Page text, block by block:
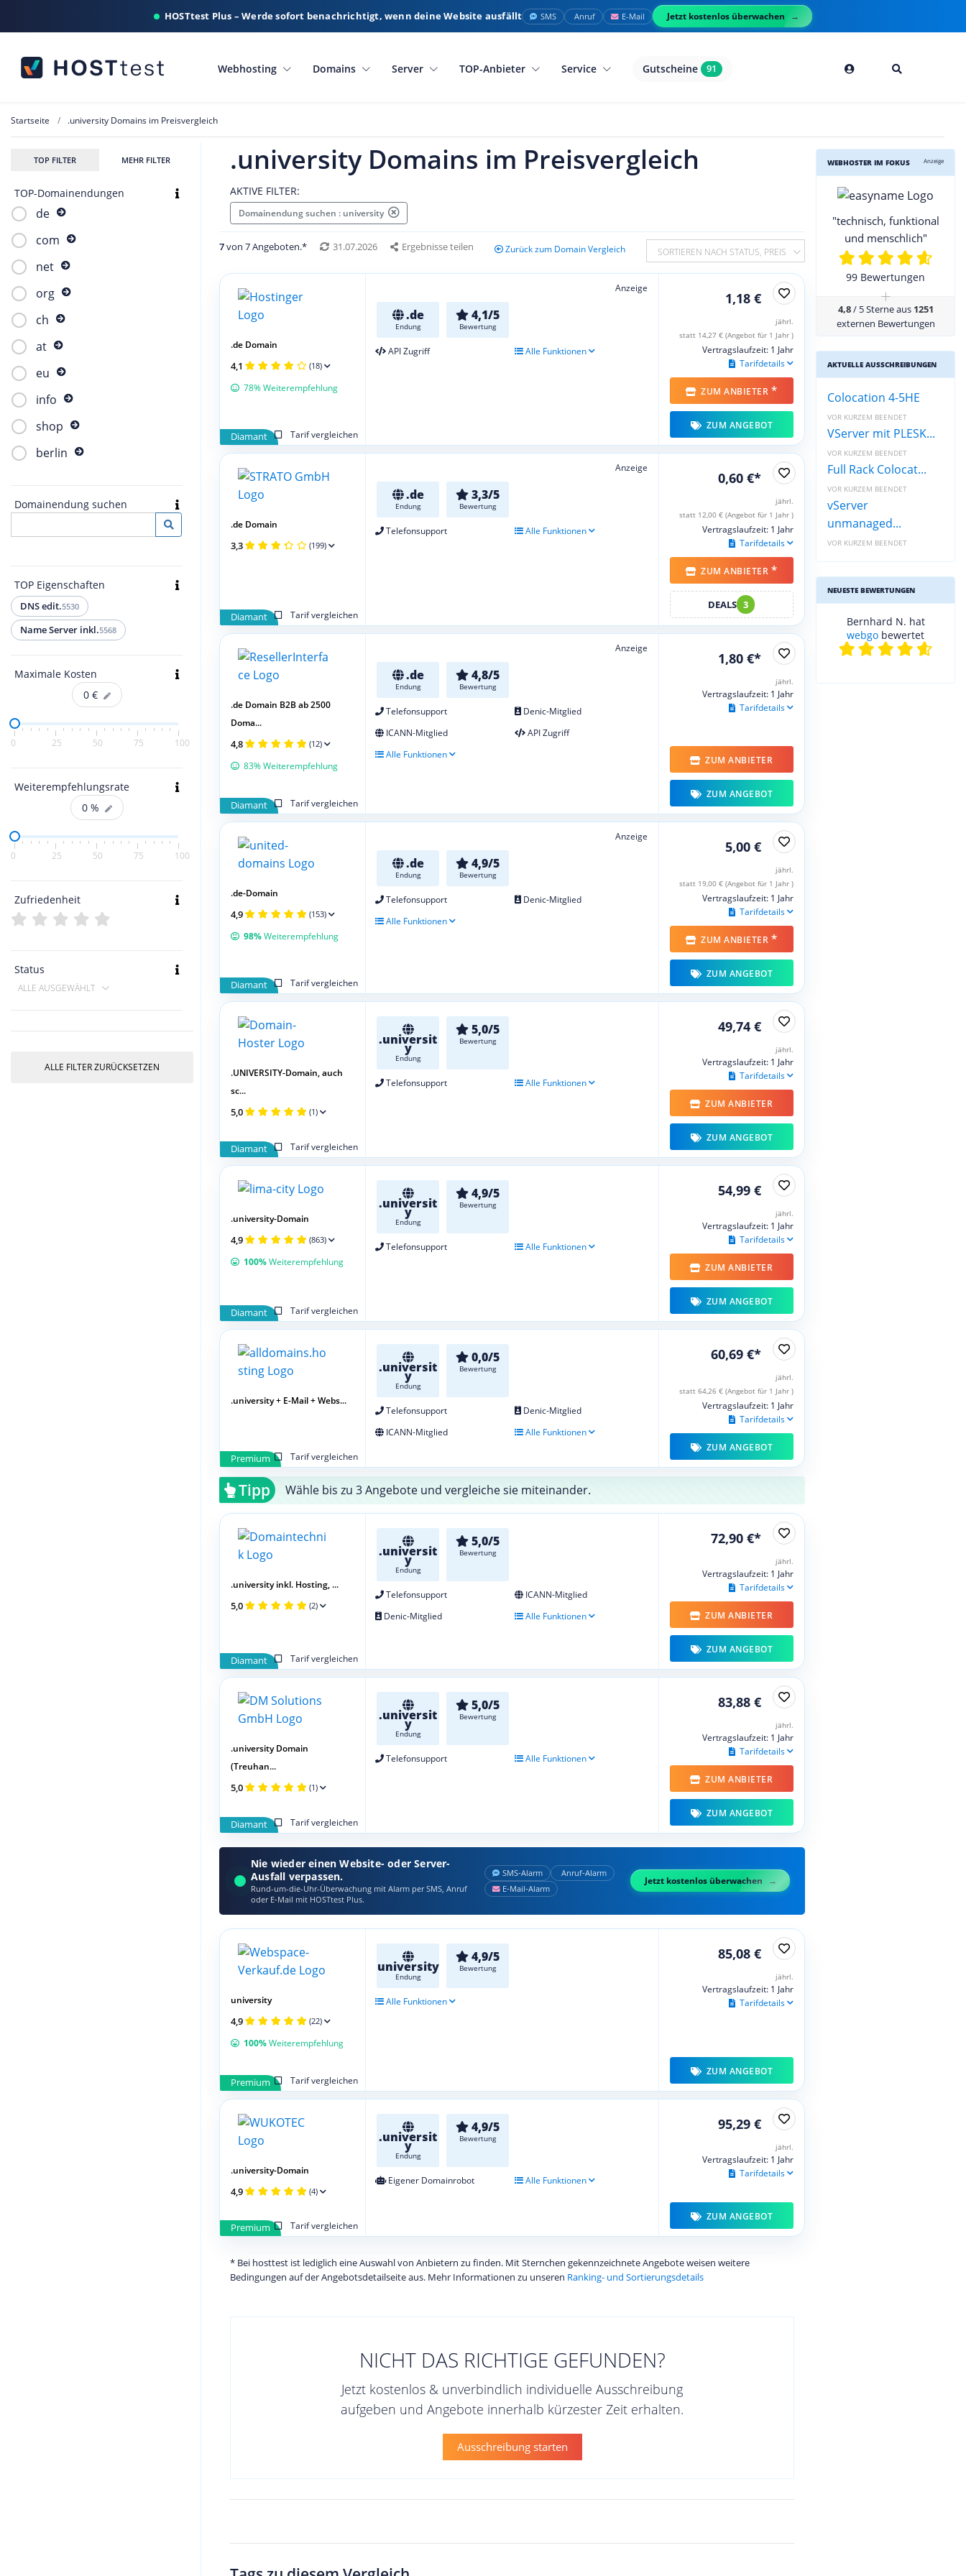
HOSTtest Plus – Werde sofort benachrichtigt, wenn deine Website ausfällt SMS Anruf E-Mail Jetzt kostenlos überwachen
Webhosting Domains Server TOP-Anbieter Service Gutscheine 91
Startseite .university Domains im Preisvergleich
TOP FILTER MEHR FILTER
TOP-Domainendungen
de
com
net
org
ch
at
eu
info
shop
berlin
Domainendung suchen
TOP Eigenschaften
DNS edit.5530
Name Server inkl.5568
Maximale Kosten
0 €
0 25 50 75 100
Weiterempfehlungsrate
0 %
0 25 50 75 100
Zufriedenheit
Status
ALLE AUSGEWÄHLT
ALLE FILTER ZURÜCKSETZEN
.university Domains im Preisvergleich
AKTIVE FILTER:
Domainendung suchen : university
7von 7 Angeboten.* 31.07.2026 Ergebnisse teilen Zurück zum Domain Vergleich SORTIEREN NACH STATUS, PREIS
Anzeige
.de
Endung
4,1/5
Bewertung
API Zugriff Alle Funktionen
Diamant Tarif vergleichen
.de Domain
4,1 (18)
78% Weiterempfehlung
1,18 €
jährl.
statt 14,27 € (Angebot für 1 Jahr )
Vertragslaufzeit: 1 Jahr
Tarifdetails
ZUM ANBIETER *
ZUM ANGEBOT
Anzeige
.de
Endung
3,3/5
Bewertung
Telefonsupport Alle Funktionen
Diamant Tarif vergleichen
.de Domain
3,3 (199)
0,60 €*
jährl.
statt 12,00 € (Angebot für 1 Jahr )
Vertragslaufzeit: 1 Jahr
Tarifdetails
ZUM ANBIETER *
DEALS 3
Anzeige
.de
Endung
4,8/5
Bewertung
Telefonsupport
Denic-Mitglied
ICANN-Mitglied
API Zugriff
Alle Funktionen
Diamant Tarif vergleichen
.de Domain B2B ab 2500
Doma...
4,8 (12)
83% Weiterempfehlung
1,80 €*
jährl.
Vertragslaufzeit: 1 Jahr
Tarifdetails
ZUM ANBIETER
ZUM ANGEBOT
Anzeige
.de
Endung
4,9/5
Bewertung
Telefonsupport
Denic-Mitglied
Alle Funktionen
Diamant Tarif vergleichen
.de-Domain
4,9 (153)
98%Weiterempfehlung
5,00 €
jährl.
statt 19,00 € (Angebot für 1 Jahr )
Vertragslaufzeit: 1 Jahr
Tarifdetails
ZUM ANBIETER *
ZUM ANGEBOT
.universit
y
Endung
5,0/5
Bewertung
Telefonsupport Alle Funktionen
Diamant Tarif vergleichen
.UNIVERSITY-Domain, auch
sc...
5,0 (1)
49,74 €
jährl.
Vertragslaufzeit: 1 Jahr
Tarifdetails
ZUM ANBIETER
ZUM ANGEBOT
.universit
y
Endung
4,9/5
Bewertung
Telefonsupport Alle Funktionen
Diamant Tarif vergleichen
.university-Domain
4,9 (863)
100%Weiterempfehlung
54,99 €
jährl.
Vertragslaufzeit: 1 Jahr
Tarifdetails
ZUM ANBIETER
ZUM ANGEBOT
.universit
y
Endung
0,0/5
Bewertung
Telefonsupport
Denic-Mitglied
ICANN-Mitglied
Alle Funktionen
Premium Tarif vergleichen
.university + E-Mail + Webs...
60,69 €*
jährl.
statt 64,26 € (Angebot für 1 Jahr )
Vertragslaufzeit: 1 Jahr
Tarifdetails
ZUM ANGEBOT
Tipp Wähle bis zu 3 Angebote und vergleiche sie miteinander.
.universit
y
Endung
5,0/5
Bewertung
Telefonsupport
ICANN-Mitglied
Denic-Mitglied
Alle Funktionen
Diamant Tarif vergleichen
.university inkl. Hosting, ...
5,0 (2)
72,90 €*
jährl.
Vertragslaufzeit: 1 Jahr
Tarifdetails
ZUM ANBIETER
ZUM ANGEBOT
.universit
y
Endung
5,0/5
Bewertung
Telefonsupport Alle Funktionen
Diamant Tarif vergleichen
.university Domain
(Treuhan...
5,0 (1)
83,88 €
jährl.
Vertragslaufzeit: 1 Jahr
Tarifdetails
ZUM ANBIETER
ZUM ANGEBOT
Nie wieder einen Website- oder Server-
Ausfall verpassen.
Rund-um-die-Uhr-Überwachung mit Alarm per SMS, Anruf
oder E‑Mail mit HOSTtest Plus.
SMS‑Alarm
Anruf‑Alarm
E‑Mail‑Alarm
Jetzt kostenlos überwachen
university
Endung
4,9/5
Bewertung
Alle Funktionen
Premium Tarif vergleichen
university
4,9 (22)
100%Weiterempfehlung
85,08 €
jährl.
Vertragslaufzeit: 1 Jahr
Tarifdetails
ZUM ANGEBOT
.universit
y
Endung
4,9/5
Bewertung
Eigener Domainrobot Alle Funktionen
Premium Tarif vergleichen
.university-Domain
4,9 (4)
95,29 €
jährl.
Vertragslaufzeit: 1 Jahr
Tarifdetails
ZUM ANGEBOT
* Bei hosttest ist lediglich eine Auswahl von Anbietern zu finden. Mit Sternchen gekennzeichnete Angebote weisen weitere
Bedingungen auf der Angebotsdetailseite aus. Mehr Informationen zu unseren Ranking- und Sortierungsdetails
NICHT DAS RICHTIGE GEFUNDEN?
Jetzt kostenlos & unverbindlich individuelle Ausschreibung
aufgeben und Angebote innerhalb kürzester Zeit erhalten.
Ausschreibung starten
WEBHOSTER IM FOKUS Anzeige
"technisch, funktional
und menschlich"
99 Bewertungen
+
4,8/ 5 Sterne aus 1251
externen Bewertungen
AKTUELLE AUSSCHREIBUNGEN
Colocation 4-5HE
VOR KURZEM BEENDET
VServer mit PLESK...
VOR KURZEM BEENDET
Full Rack Colocat...
VOR KURZEM BEENDET
vServer
unmanaged...
VOR KURZEM BEENDET
NEUESTE BEWERTUNGEN
Bernhard N. hat
webgo bewertet